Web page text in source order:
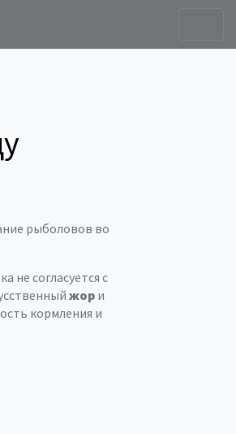
рыболовов во
не согласуется с
жор и
кормления и